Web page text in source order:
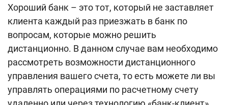
Хороший банк – это тот, который не заставляет
клиента каждый раз приезжать в банк по
вопросам, которые можно решить
дистанционно. В данном случае вам необходимо
рассмотреть возможности дистанционного
управления вашего счета, то есть можете ли вы
управлять операциями по расчетному счету